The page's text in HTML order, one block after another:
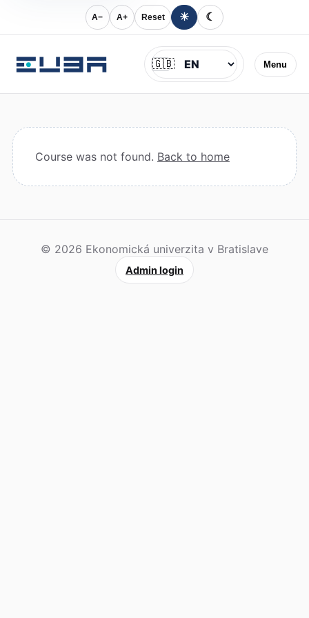
A− A+ Reset ☀ ☾
Menu
Jazyk
🇬🇧
Course was not found. Back to home
© 2026 Ekonomická univerzita v Bratislave
Admin login